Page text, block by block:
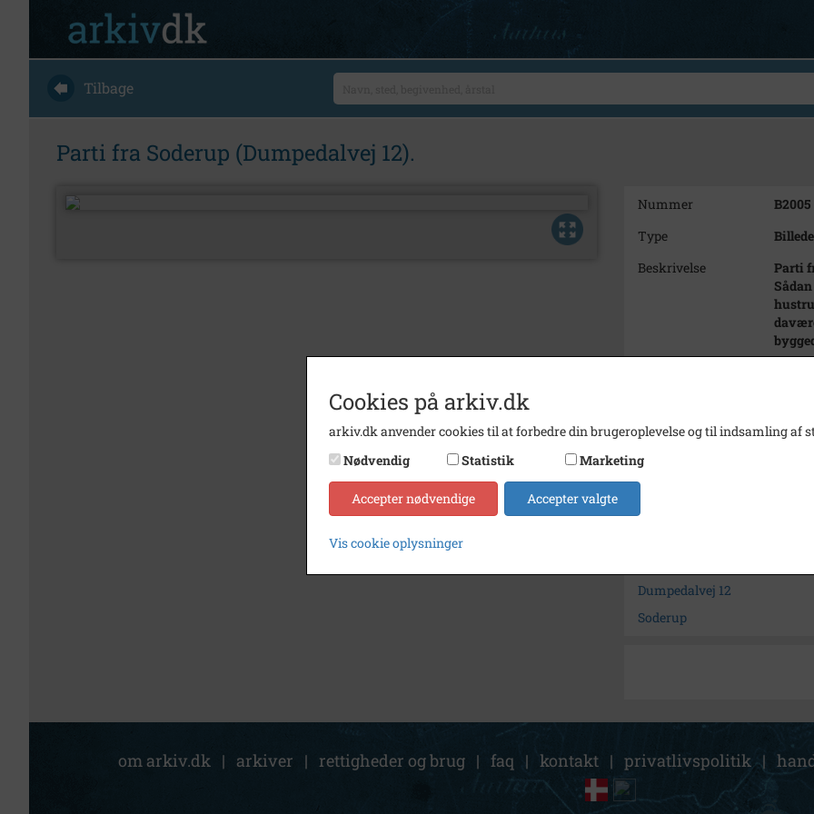
Tilbage
Parti fra Soderup (Dumpedalvej 12).
Nummer
B2005
Type
Beskrivelse
Parti
Fotograf
Arkiv
Søg videre i Holbæk-
Dumpedalvej 12
Soderup
om arkiv.dk | arkiver | rettigheder og brug | faq | kontakt | privatlivspolitik |
Cookies på arkiv.dk
arkiv.dk anvender cookies til at forbedre din brugeroplevelse og til indsamling af
Nødvendig
Statistik Marketing
Accepter nødvendige Accepter valgte
Vis cookie oplysninger